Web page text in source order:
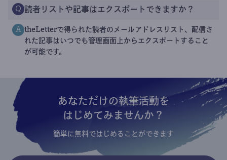
Q 読者リストや記事はエクスポートできますか？
A theLetterで得られた読者のメールアドレスリスト、配信さ
れた記事はいつでも管理画面上からエクスポートすること
が可能です。
あなただけの執筆活動を
はじめてみませんか？
簡単に無料ではじめることができます